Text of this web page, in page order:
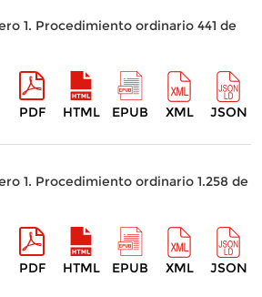
1. Procedimiento ordinario 441 de
PDF HTML EPUB XML JSON
1. Procedimiento ordinario 1.258 de
PDF HTML EPUB XML JSON